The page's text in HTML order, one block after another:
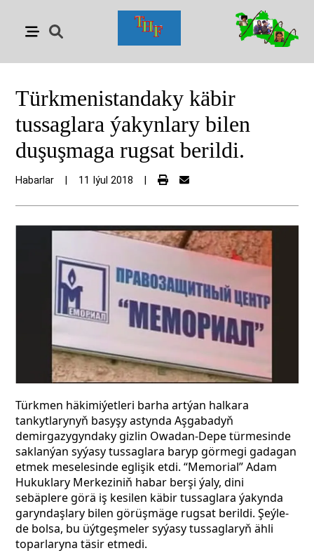
Türkmenistandaky käbir
tussaglara ýakynlary bilen
duşuşmaga rugsat berildi.
Habarlar 11 Iýul 2018
Türkmen häkimiýetleri barha artýan halkara
tankytlarynyň basyşy astynda Aşgabadyň
demirgazygyndaky gizlin Owadan-Depe türmesinde
saklanýan syýasy tussaglara baryp görmegi gadagan
etmek meselesinde eglişik etdi. “Memorial” Adam
Hukuklary Merkeziniň habar berşi ýaly, dini
sebäplere görä iş kesilen käbir tussaglara ýakynda
garyndaşlary bilen görüşmäge rugsat berildi. Şeýle-
de bolsa, bu üýtgeşmeler syýasy tussaglaryň ähli
toparlaryna täsir etmedi.